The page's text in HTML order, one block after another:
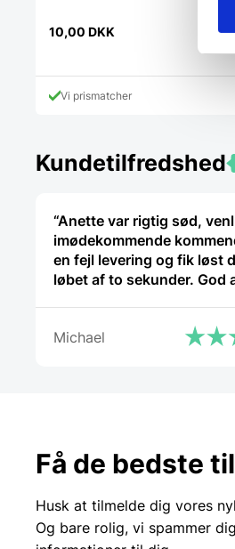
10,00 DKK
Vi prismatcher
Kundetilfredshed
“Anette var rigtig sød,
imødekommende
en fejl levering og fik løst
løbet af to sekunder. God
Michael
Få de bedste
Husk at tilmelde dig vores
Og bare rolig, vi spammer